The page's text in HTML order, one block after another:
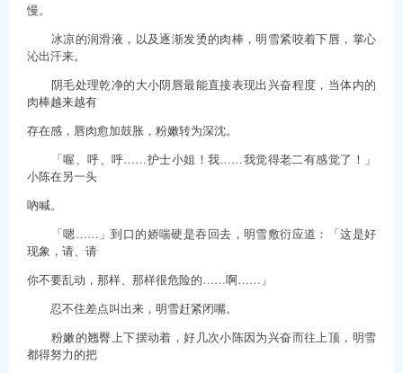
慢。
冰凉的润滑液，以及逐渐发烫的肉棒，明雪紧咬着下唇，掌心
沁出汗来。
阴毛处理乾净的大小阴唇最能直接表现出兴奋程度，当体内的
肉棒越来越有
存在感，唇肉愈加鼓胀，粉嫩转为深沈。
「喔、呼、呼……护士小姐！我……我觉得老二有感觉了！」
小陈在另一头
吶喊。
「嗯……」到口的娇喘硬是吞回去，明雪敷衍应道：「这是好
现象，请、请
你不要乱动，那样、那样很危险的……啊……」
忍不住差点叫出来，明雪赶紧闭嘴。
粉嫩的翘臀上下摆动着，好几次小陈因为兴奋而往上顶，明雪
都得努力的把